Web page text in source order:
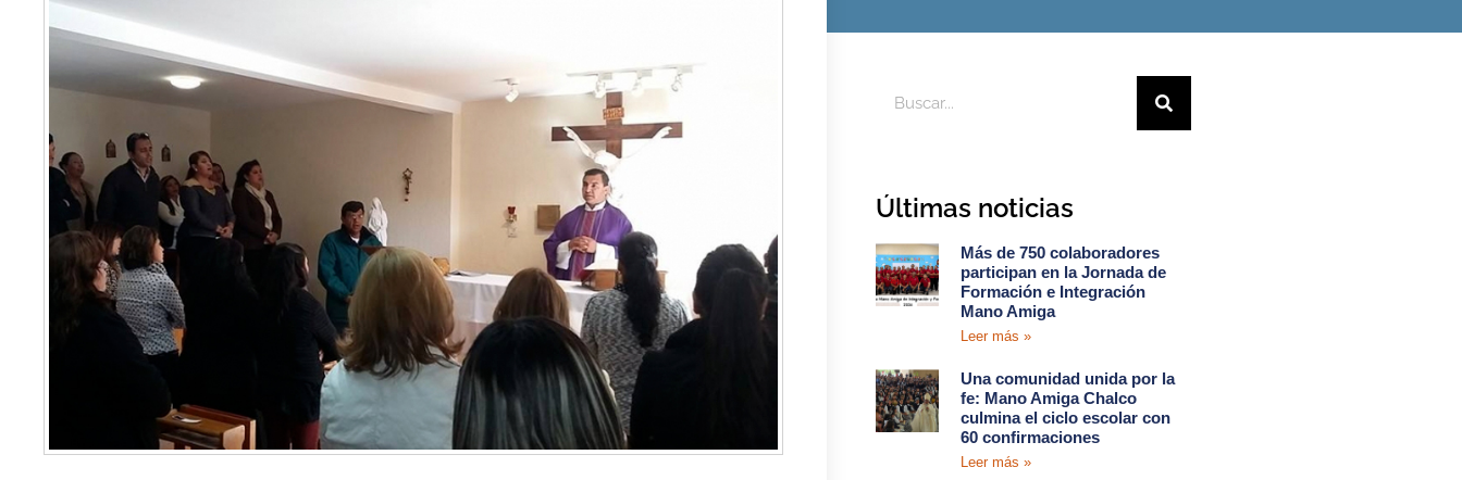
Últimas noticias
Más de 750 colaboradores
participan en la Jornada de
Formación e Integración
Mano Amiga
Leer más »
Una comunidad unida por la
fe: Mano Amiga Chalco
culmina el ciclo escolar con
60 confirmaciones
Leer más »